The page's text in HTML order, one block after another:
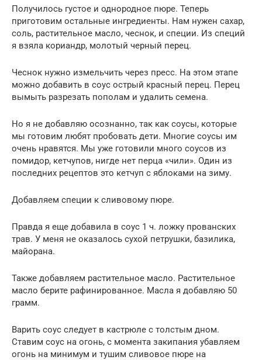
Получилось густое и однородное пюре. Теперь
приготовим остальные ингредиенты. Нам нужен сахар,
соль, растительное масло, чеснок, и специи. Из специй
я взяла кориандр, молотый черный перец.
Чеснок нужно измельчить через пресс. На этом этапе
можно добавить в соус острый красный перец. Перец
вымыть разрезать пополам и удалить семена.
Но я не добавляю осознанно, так как соусы, которые
мы готовим любят пробовать дети. Многие соусы им
очень нравятся. Мы уже готовили много соусов из
помидор, кетчупов, нигде нет перца «чили». Один из
последних рецептов это кетчуп с яблоками на зиму.
Добавляем специи к сливовому пюре.
Правда я еще добавила в соус 1 ч. ложку прованских
трав. У меня не оказалось сухой петрушки, базилика,
майорана.
Также добавляем растительное масло. Растительное
масло берите рафинированное. Масла я добавляю 50
грамм.
Варить соус следует в кастрюле с толстым дном.
Ставим соус на огонь, с момента закипания убавляем
огонь на минимум и тушим сливовое пюре на